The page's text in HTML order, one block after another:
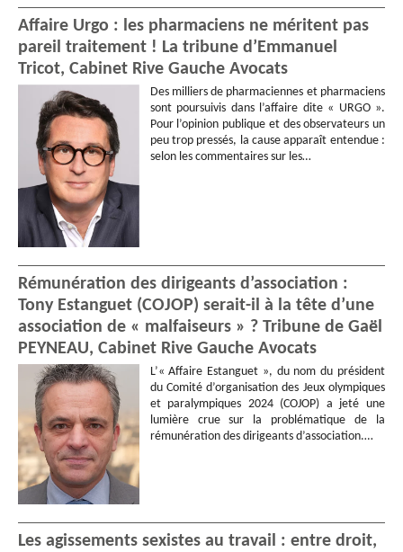
Affaire Urgo : les pharmaciens ne méritent pas
pareil traitement ! La tribune d’Emmanuel
Tricot, Cabinet Rive Gauche Avocats
Des milliers de pharmaciennes et pharmaciens
sont poursuivis dans l’affaire dite « URGO ».
Pour l’opinion publique et des observateurs un
peu trop pressés, la cause apparaît entendue :
selon les commentaires sur les…
Rémunération des dirigeants d’association :
Tony Estanguet (COJOP) serait-il à la tête d’une
association de « malfaiseurs » ? Tribune de Gaël
PEYNEAU, Cabinet Rive Gauche Avocats
L’« Affaire Estanguet », du nom du président
du Comité d’organisation des Jeux olympiques
et paralympiques 2024 (COJOP) a jeté une
lumière crue sur la problématique de la
rémunération des dirigeants d’association.…
Les agissements sexistes au travail : entre droit,